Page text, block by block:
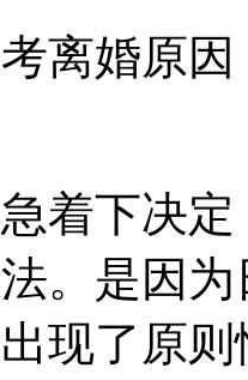
离婚原因
着下决
。是因
现了原